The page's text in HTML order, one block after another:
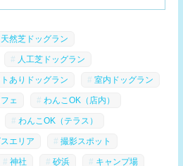
天然芝ドッグラン
人工芝ドッグラン
ありドッグラン 室内ドッグラン
ェ わんこOK（店内）
わんこOK（テラス）
エリア 撮影スポット
神社 砂浜 キャンプ場